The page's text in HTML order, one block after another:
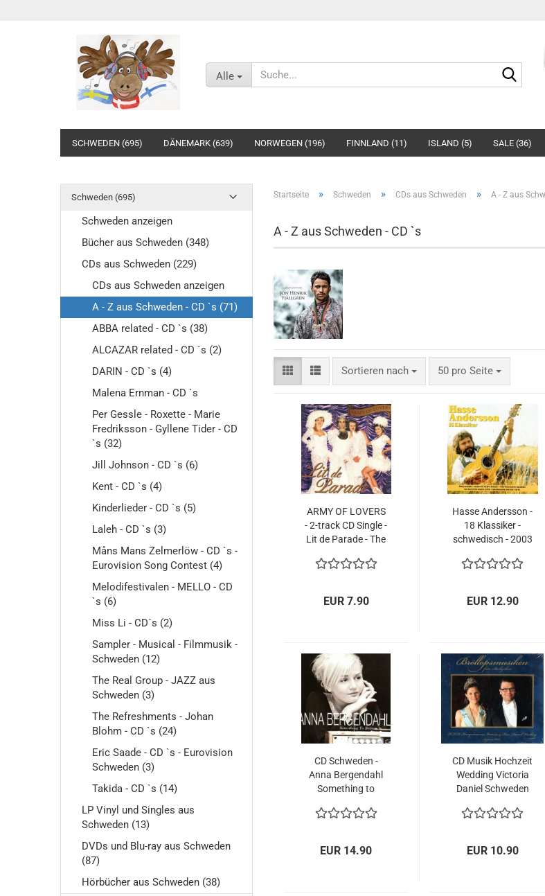
Alle
SCHWEDEN (695) DÄNEMARK (639) NORWEGEN (196) FINNLAND (11) ISLAND (5) SALE (36)
Startseite » Schweden » CDs aus Schweden » A - Z aus
A - Z aus Schweden - CD `s
Sortieren nach
Sortieren nach 50 pro Seite
pro Seite
ARMY OF LOVERS
- 2-track CD Single -
Lit de Parade - The
EUR 7.90
Hasse Andersson -
18 Klassiker -
schwedisch - 2003
Melodifestivalen
EUR 12.90
CD Schweden -
Anna Bergendahl
Something to
NEU NEW
EUR 14.90
CD Musik Hochzeit
Wedding Victoria
Daniel Schweden
NEU NEW
EUR 10.90
Schweden (695)
Schweden anzeigen
Bücher aus Schweden (348)
CDs aus Schweden (229)
CDs aus Schweden anzeigen
A - Z aus Schweden - CD `s (71)
ABBA related - CD `s (38)
ALCAZAR related - CD `s (2)
DARIN - CD `s (4)
Malena Ernman - CD `s
Per Gessle - Roxette - Marie
Fredriksson - Gyllene Tider - CD
`s (32)
Jill Johnson - CD `s (6)
Kent - CD `s (4)
Kinderlieder - CD `s (5)
Laleh - CD `s (3)
Måns Mans Zelmerlöw - CD `s -
Eurovision Song Contest (4)
Melodifestivalen - MELLO - CD
`s (6)
Miss Li - CD´s (2)
Sampler - Musical - Filmmusik -
Schweden (12)
The Real Group - JAZZ aus
Schweden (3)
The Refreshments - Johan
Blohm - CD `s (24)
Eric Saade - CD `s - Eurovision
Schweden (3)
Takida - CD `s (14)
LP Vinyl und Singles aus
Schweden (13)
DVDs und Blu-ray aus Schweden
(87)
Hörbücher aus Schweden (38)